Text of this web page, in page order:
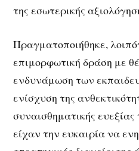
της εσωτερικής
Πραγματοποιήθηκε,
επιμορφωτική δράση με
ενδυνάμωση των
ενίσχυση της
συναισθηματικής
είχαν την ευκαιρία να